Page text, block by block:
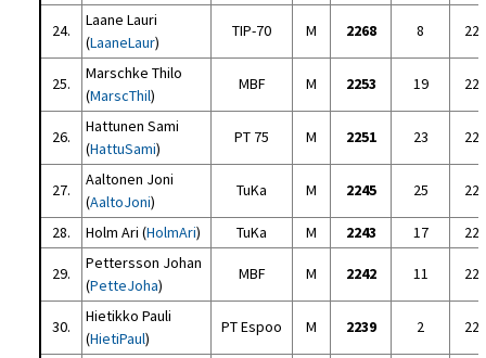
24.
Laane Lauri
(LaaneLaur)
TIP-70 M 2268 8
25.
Marschke Thilo
(MarscThil)
MBF M 2253 19
26.
Hattunen Sami
(HattuSami)
PT 75 M 2251 23
27.
Aaltonen Joni
(AaltoJoni)
TuKa M 2245 25
28. Holm Ari (HolmAri) TuKa M 2243 17
29.
Pettersson Johan
(PetteJoha)
MBF M 2242 11
30.
Hietikko Pauli
(HietiPaul)
PT Espoo M 2239 2